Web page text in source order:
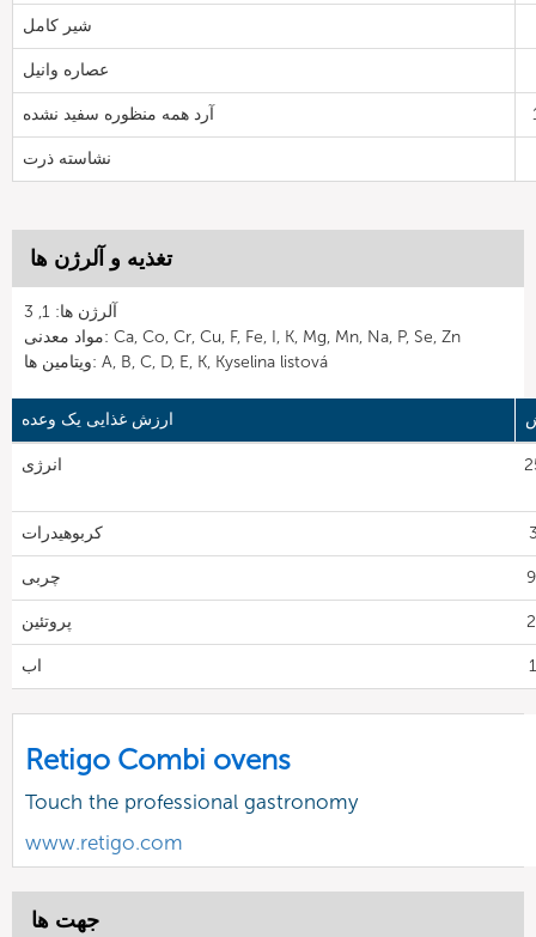
شیر کامل
عصاره وانیل
آرد همه منظوره سفید نشده
نشاسته ذرت
تغذیه و آلرژن ها
آلرژن ها: 1, 3
مواد معدنی: Ca, Co, Cr, Cu, F, Fe, I, K, Mg, Mn, Na, P, Se, Zn
ویتامین ها: A, B, C, D, E, K, Kyselina listová
ارزش غذایی یک وعده
انرژی
کربوهیدرات
چربی
پروتئین
اب
Retigo Combi ovens
Touch the professional gastronomy
www.retigo.com
جهت ها